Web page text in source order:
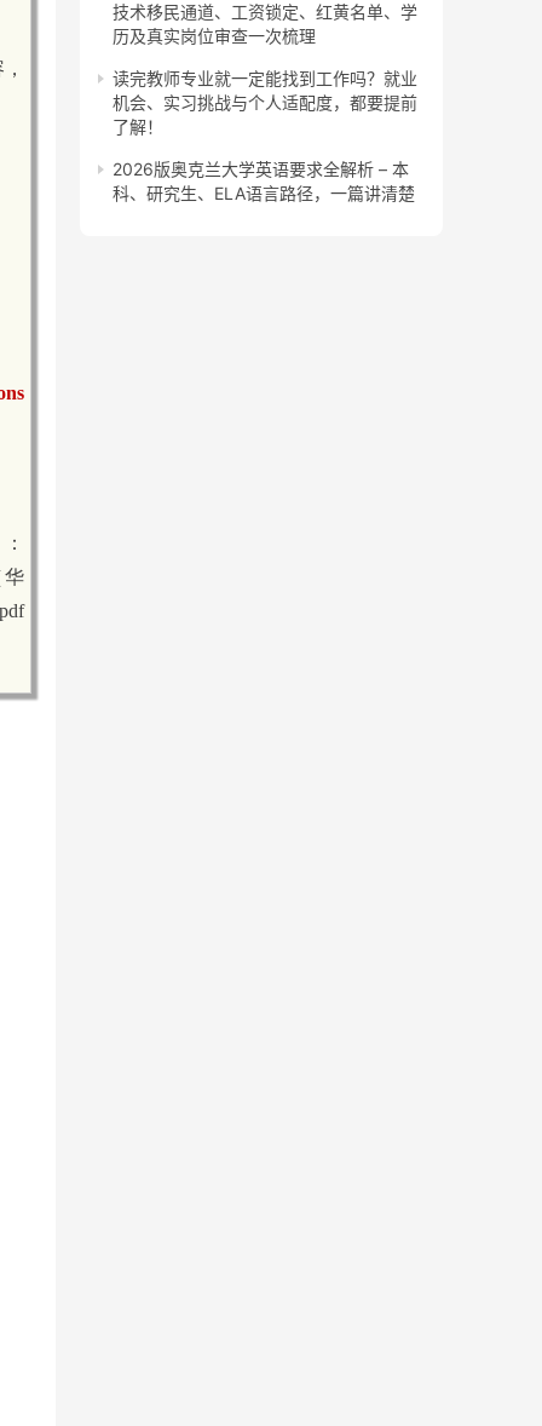
华
技术移民通道、工资锁定、红黄名单、学
历及真实岗位审查一次梳理
读完教师专业就一定能找到工作吗？就业
机会、实习挑战与个人适配度，都要提前
了解！
2026版奥克兰大学英语要求全解析 – 本
科、研究生、ELA语言路径，一篇讲清楚